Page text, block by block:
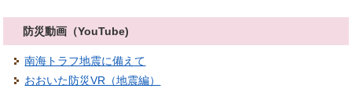
防災動画（YouTube)
南海トラフ地震に備えて
おおいた防災VR（地震編）